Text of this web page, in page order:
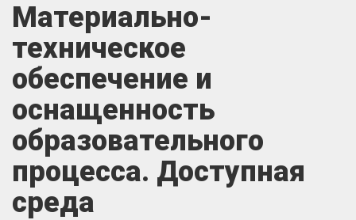
Материально-
техническое
обеспечение и
оснащенность
образовательного
процесса. Доступная
среда